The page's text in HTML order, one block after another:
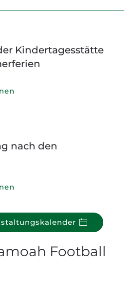
Kindertagesstätte
nach den
Football